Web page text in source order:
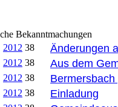
Bekanntmachungen
2012 38 Änderungen
2012 38 Aus dem
2012 38
2012 38 Einladung